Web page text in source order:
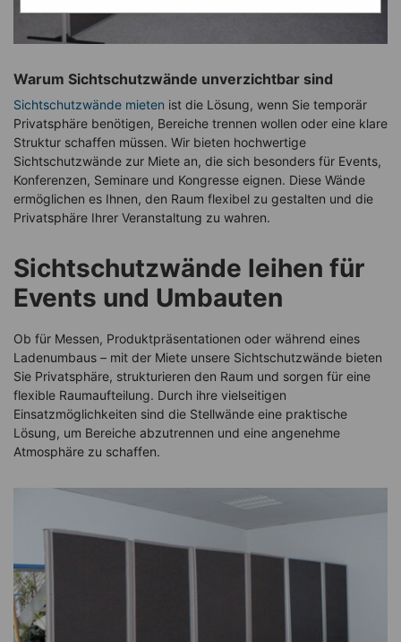
Warum Sichtschutzwände unverzichtbar sind
Sichtschutzwände mieten ist die Lösung, wenn Sie temporär
Privatsphäre benötigen, Bereiche trennen wollen oder eine klare
Struktur schaffen müssen. Wir bieten hochwertige
Sichtschutzwände zur Miete an, die sich besonders für Events,
Konferenzen, Seminare und Kongresse eignen. Diese Wände
ermöglichen es Ihnen, den Raum flexibel zu gestalten und die
Privatsphäre Ihrer Veranstaltung zu wahren.
Sichtschutzwände leihen für
Events und Umbauten
Ob für Messen, Produktpräsentationen oder während eines
Ladenumbaus – mit der Miete unsere Sichtschutzwände bieten
Sie Privatsphäre, strukturieren den Raum und sorgen für eine
flexible Raumaufteilung. Durch ihre vielseitigen
Einsatzmöglichkeiten sind die Stellwände eine praktische
Lösung, um Bereiche abzutrennen und eine angenehme
Atmosphäre zu schaffen.